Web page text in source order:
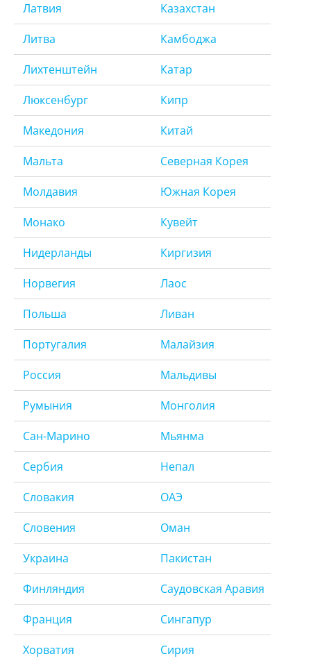
Латвия
Казахстан
Литва
Камбоджа
Лихтенштейн
Катар
Люксенбург
Кипр
Македония
Китай
Мальта
Северная Корея
Молдавия
Южная Корея
Монако
Кувейт
Нидерланды
Киргизия
Норвегия
Лаос
Польша
Ливан
Португалия
Малайзия
Россия
Мальдивы
Румыния
Монголия
Сан-Марино
Мьянма
Сербия
Непал
Словакия
ОАЭ
Словения
Оман
Украина
Пакистан
Финляндия
Саудовская Аравия
Франция
Сингапур
Хорватия
Сирия